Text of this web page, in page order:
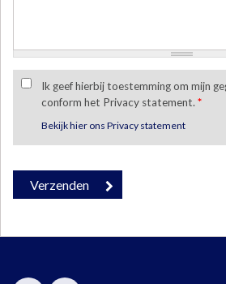
Ik geef hierbij toestemming om mijn
conform het Privacy statement. *
Bekijk hier ons Privacy statement